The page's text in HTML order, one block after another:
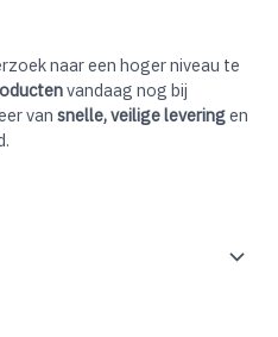
naar een hoger niveau te
vandaag nog bij
van snelle, veilige leveringen